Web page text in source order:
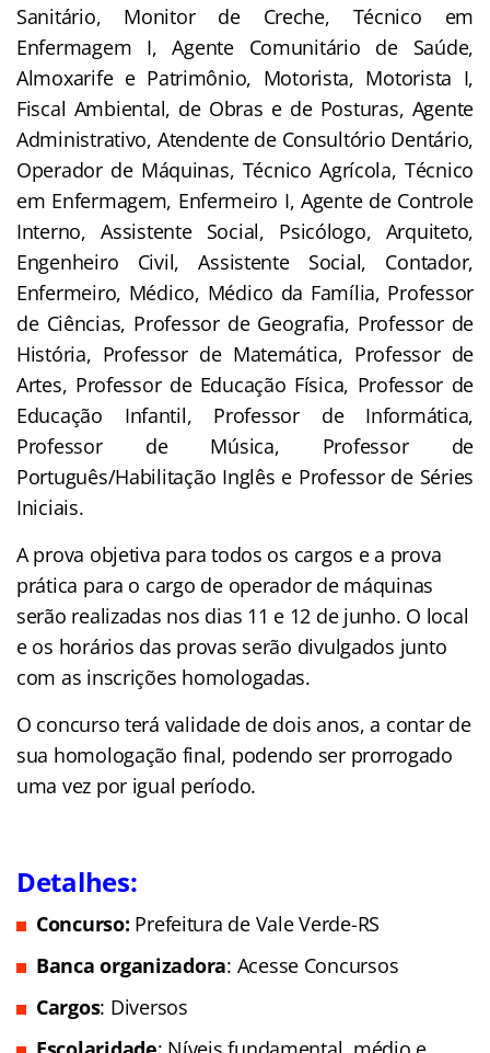
Sanitário, Monitor de Creche, Técnico em
Enfermagem I, Agente Comunitário de Saúde,
Almoxarife e Patrimônio, Motorista, Motorista I,
Fiscal Ambiental, de Obras e de Posturas, Agente
Administrativo, Atendente de Consultório Dentário,
Operador de Máquinas, Técnico Agrícola, Técnico
em Enfermagem, Enfermeiro I, Agente de Controle
Interno, Assistente Social, Psicólogo, Arquiteto,
Engenheiro Civil, Assistente Social, Contador,
Enfermeiro, Médico, Médico da Família, Professor
de Ciências, Professor de Geografia, Professor de
História, Professor de Matemática, Professor de
Artes, Professor de Educação Física, Professor de
Educação Infantil, Professor de Informática,
Professor de Música, Professor de
Português/Habilitação Inglês e Professor de Séries
Iniciais.
A prova objetiva para todos os cargos e a prova
prática para o cargo de operador de máquinas
serão realizadas nos dias 11 e 12 de junho. O local
e os horários das provas serão divulgados junto
com as inscrições homologadas.
O concurso terá validade de dois anos, a contar de
sua homologação final, podendo ser prorrogado
uma vez por igual período.
Detalhes:
Concurso: Prefeitura de Vale Verde-RS
Banca organizadora: Acesse Concursos
Cargos: Diversos